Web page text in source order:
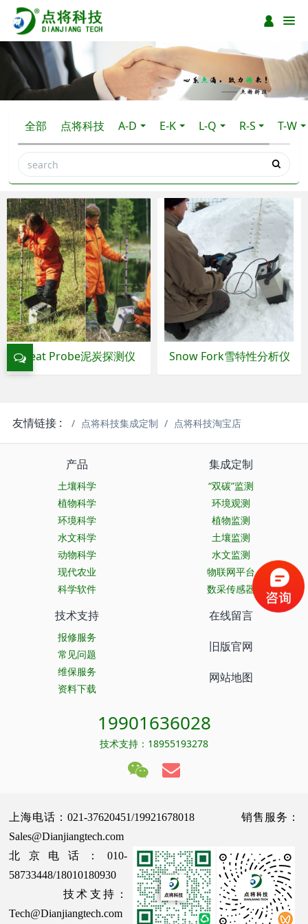
全部 点将科技 A-D E-K L-Q R-S T-W
Peat Probe泥炭探测仪 Snow Fork雪特性分析仪
友情链接 : 点将科技集成定制 点将科技淘宝店
产品
土壤科学
植物科学
环境科学
水文科学
动物科学
现代农业
科学软件
集成定制
“双碳”监测
环境观测
植物监测
土壤监测
水文监测
物联网平台
数采传感器
技术支持
报修服务
常见问题
维保服务
资料下载
在线留言
旧版官网
网站地图
19901636028
技术支持：18955193278
上海电话：021-37620451/19921678018 销售服务：
Sales@Dianjiangtech.com
北京电话：010-
58733448/18010180930
技术支持：
Tech@Dianjiangtech.com